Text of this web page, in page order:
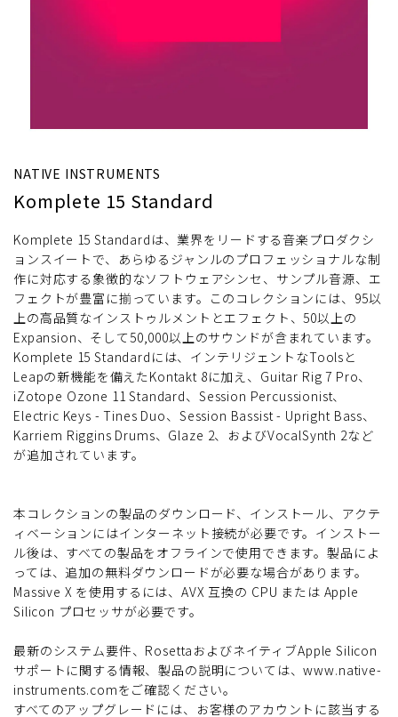
NATIVE INSTRUMENTS
Komplete 15 Standard
Komplete 15 Standardは、業界をリードする音楽プロダクシ
ョンスイートで、あらゆるジャンルのプロフェッショナルな制
作に対応する象徴的なソフトウェアシンセ、サンプル音源、エ
フェクトが豊富に揃っています。このコレクションには、95以
上の高品質なインストゥルメントとエフェクト、50以上の
Expansion、そして50,000以上のサウンドが含まれています。
Komplete 15 Standardには、インテリジェントなToolsと
Leapの新機能を備えたKontakt 8に加え、Guitar Rig 7 Pro、
iZotope Ozone 11 Standard、Session Percussionist、
Electric Keys - Tines Duo、Session Bassist - Upright Bass、
Karriem Riggins Drums、Glaze 2、およびVocalSynth 2など
が追加されています。
本コレクションの製品のダウンロード、インストール、アクテ
ィベーションにはインターネット接続が必要です。インストー
ル後は、すべての製品をオフラインで使用できます。製品によ
っては、追加の無料ダウンロードが必要な場合があります。
Massive X を使用するには、AVX 互換の CPU または Apple
Silicon プロセッサが必要です。
最新のシステム要件、RosettaおよびネイティブApple Silicon
サポートに関する情報、製品の説明については、www.native-
instruments.comをご確認ください。
すべてのアップグレードには、お客様のアカウントに該当する